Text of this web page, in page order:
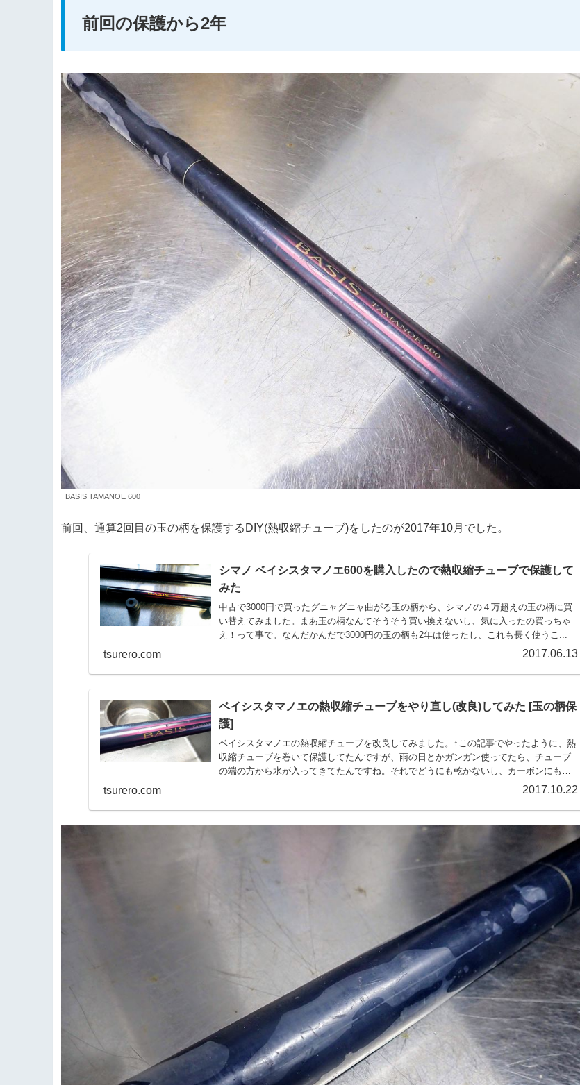
前回の保護から2年
BASIS TAMANOE 600
前回、通算2回目の玉の柄を保護するDIY(熱収縮チューブ)をしたのが2017年10月でした。
シマノ ベイシスタマノエ600を購入したので熱収縮チューブで保護して
みた
中古で3000円で買ったグニャグニャ曲がる玉の柄から、シマノの４万超えの玉の柄に買
い替えてみました。まあ玉の柄なんてそうそう買い換えないし、気に入ったの買っちゃ
え！って事で。なんだかんだで3000円の玉の柄も2年は使ったし、これも長く使うこ...
tsurero.com 2017.06.13
ベイシスタマノエの熱収縮チューブをやり直し(改良)してみた [玉の柄保
護]
ベイシスタマノエの熱収縮チューブを改良してみました。↑この記事でやったように、熱
収縮チューブを巻いて保護してたんですが、雨の日とかガンガン使ってたら、チューブ
の端の方から水が入ってきてたんですね。それでどうにも乾かないし、カーボンにも悪
tsurero.com 2017.10.22